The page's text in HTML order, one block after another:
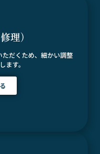
理）
だくため、細かい調整
ます。